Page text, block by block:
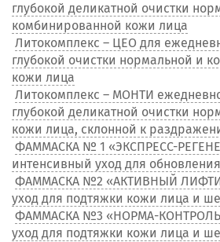
глубокой деликатной очистки
комбинированной кожи лица
Литокомплекс – ЦЕО для
глубокой очистки нормальной и
кожи лица
Литокомплекс – МОНТИ
глубокой деликатной очистки
кожи лица, склонной к
ФАММАСКА № 1 «ЭКСПРЕСС-
интенсивный уход для
ФАММАСКА №2 «АКТИВНЫЙ
уход для подтяжки кожи лица и
ФАММАСКА №3 «НОРМА-
уход для подтяжки кожи лица и